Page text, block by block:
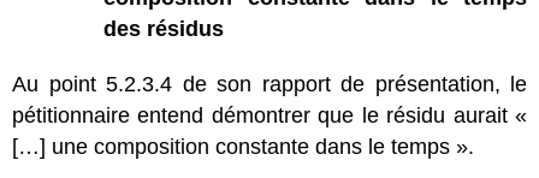
des résidus
Au point 5.2.3.4 de son rapport de présentation, le
pétitionnaire entend démontrer que le résidu aurait «
[…] une composition constante dans le temps ».